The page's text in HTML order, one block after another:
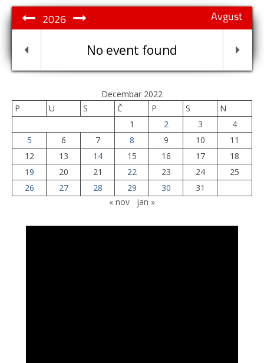
Avgust
2026
No event found
Decembar 2022
P
U S Č P S
N
1
2 3
4
5
6 7 8 9 10
11
12
13 14 15 16 17
18
19
20 21 22 23 24
25
26
27 28 29 30
31
« nov
jan »